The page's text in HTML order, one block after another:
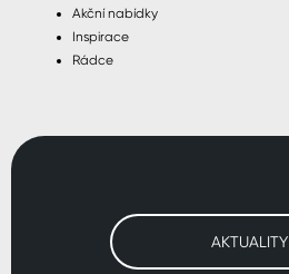
Akční nabídky
Inspirace
Rádce
AKTUALITY